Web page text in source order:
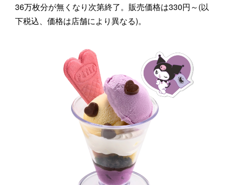
36万枚分が無くなり次第終了。販売価格は330円～(以
下税込、価格は店舗により異なる)。